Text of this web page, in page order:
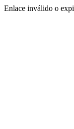
Enlace inválido o